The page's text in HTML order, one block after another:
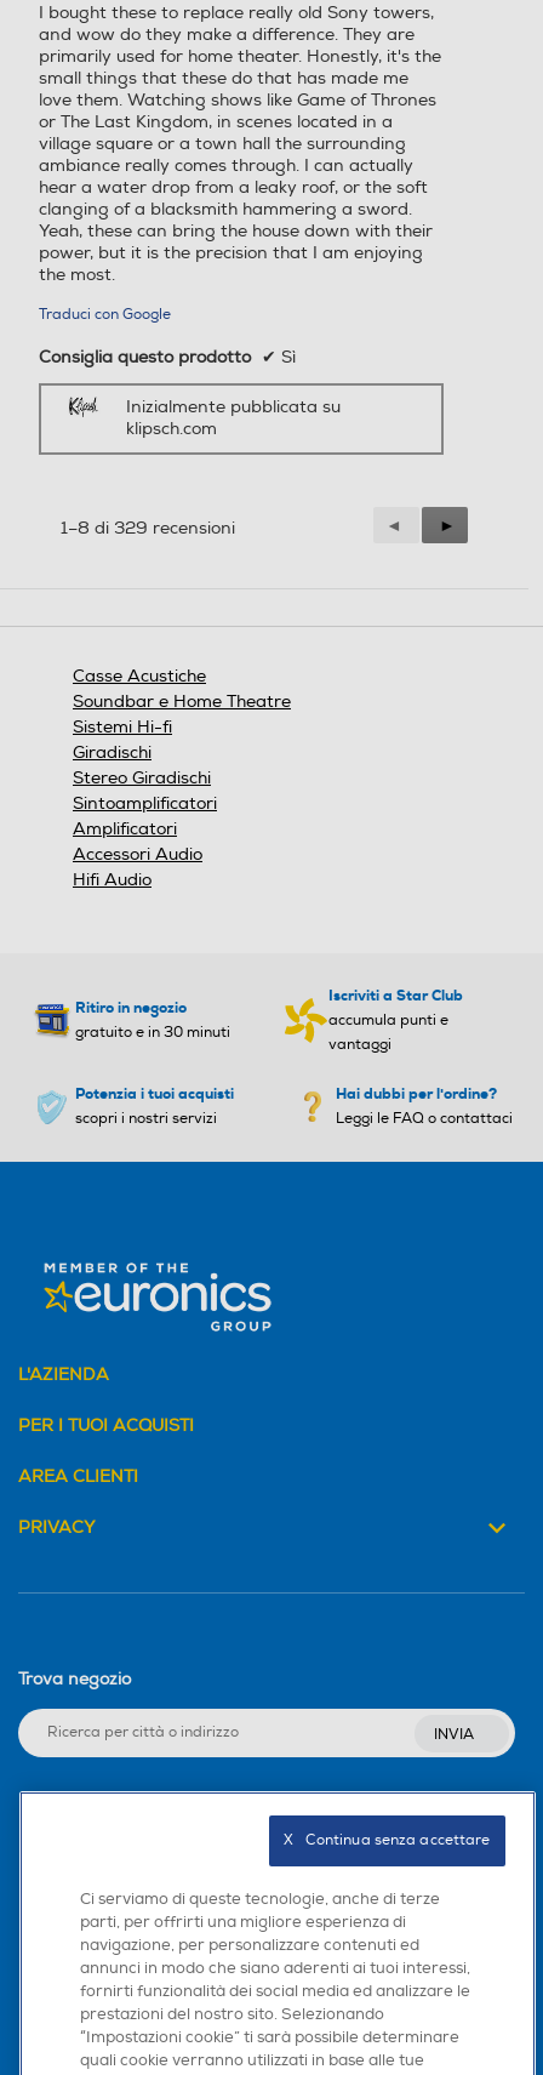
stelle.
I bought these to replace really old Sony towers,
and wow do they make a difference. They are
primarily used for home theater. Honestly, it's the
small things that these do that has made me
love them. Watching shows like Game of Thrones
or The Last Kingdom, in scenes located in a
village square or a town hall the surrounding
ambiance really comes through. I can actually
hear a water drop from a leaky roof, or the soft
clanging of a blacksmith hammering a sword.
Yeah, these can bring the house down with their
power, but it is the precision that I am enjoying
the most.
Traduci con Google
Consiglia questo prodotto ✔ Sì
Inizialmente pubblicata su
klipsch.com
1–8 di 329 recensioni
Precedente
Reviews
◄
Successiva
Reviews
►
Casse Acustiche
Soundbar e Home Theatre
Sistemi Hi-fi
Giradischi
Stereo Giradischi
Sintoamplificatori
Amplificatori
Accessori Audio
Hifi Audio
Ritiro in negozio
gratuito e in 30 minuti
Iscriviti a Star Club
accumula punti e
vantaggi
Potenzia i tuoi acquisti
scopri i nostri servizi
Hai dubbi per l'ordine?
Leggi le FAQ o contattaci
L'AZIENDA
PER I TUOI ACQUISTI
AREA CLIENTI
PRIVACY
Trova negozio
INVIA
Scarica la nostra app
Ci serviamo di queste tecnologie, anche di terze
parti, per offrirti una migliore esperienza di
navigazione, per personalizzare contenuti ed
annunci in modo che siano aderenti ai tuoi interessi,
fornirti funzionalità dei social media ed analizzare le
prestazioni del nostro sito. Selezionando
“Impostazioni cookie” ti sarà possibile determinare
quali cookie verranno utilizzati in base alle tue
X   Continua senza accettare